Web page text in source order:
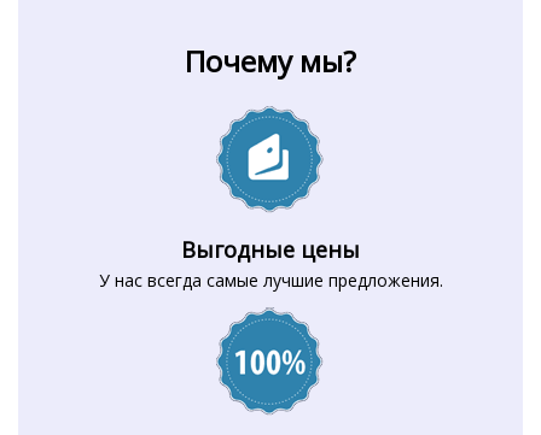
Почему мы?
Выгодные цены
У нас всегда самые лучшие предложения.